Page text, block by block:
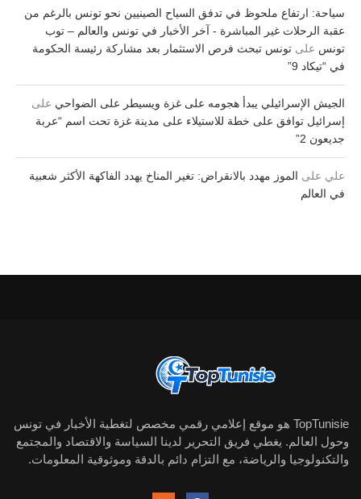
سياحة: ارتفاع ملحوظ في تدفق السياح الصينيين نحو تونس بالرغم من
عقبة الرحلات غير المباشرة - آخر الأخبار في تونس والعالم – توب
تونس على تونس تبحث فرص الاستثمار بعد مشاركة رئيسة الحكومة
في “تيكاد 9”
الجيش الإسرائيلي يبدأ هجومه على غزة ويسيطر على الضواحي على
إسرائيل توافق على خطة للاستيلاء على مدينة غزة تحت اسم “عربة
جديعون 2”
علي على الموز مهدد بالانقراض: تغير المناخ يهدد الفاكهة الأكثر شعبية
في العالم
TopTunisie هو موقع إعلامي رقمي مخصص لتغطية الأخبار في تونس
وحول العالم. يغطي فريق التحرير لدينا السياسة والاقتصاد والمجتمع
والتكنولوجيا والرياضة، مع التزام دائم بالدقة وموثوقية المعلومات.